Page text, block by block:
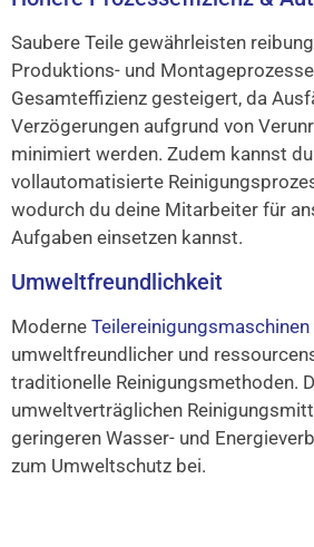
Saubere Teile gewährleisten
Produktions- und
Gesamteffizienz gesteigert, da
Verzögerungen aufgrund von
minimiert werden. Zudem kannst
vollautomatisierte
wodurch du deine Mitarbeiter für
Aufgaben einsetzen kannst.
Umweltfreundlichkeit
Moderne Teilereinigungsmaschinen
umweltfreundlicher und
traditionelle Reinigungsmethoden.
umweltverträglichen
geringeren Wasser- und
zum Umweltschutz bei.